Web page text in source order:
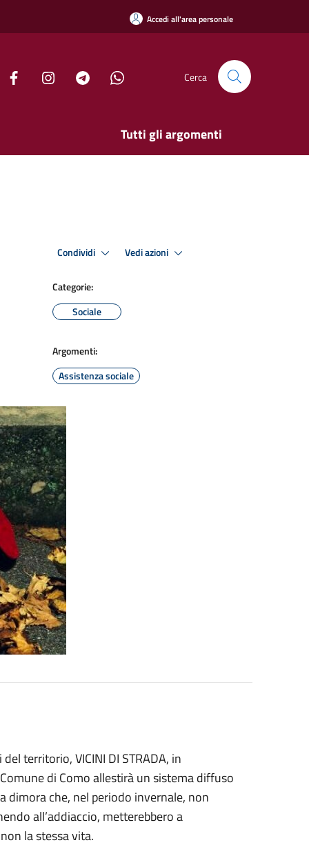
Accedi all'area personale
Cerca
Tutti gli argomenti
Condividi Vedi azioni
Categorie:
Sociale
Argomenti:
Assistenza sociale
territorio, VICINI DI STRADA, in
di Como allestirà un sistema diffuso
dimora che, nel periodo invernale, non
all’addiaccio, metterebbero a
la stessa vita.